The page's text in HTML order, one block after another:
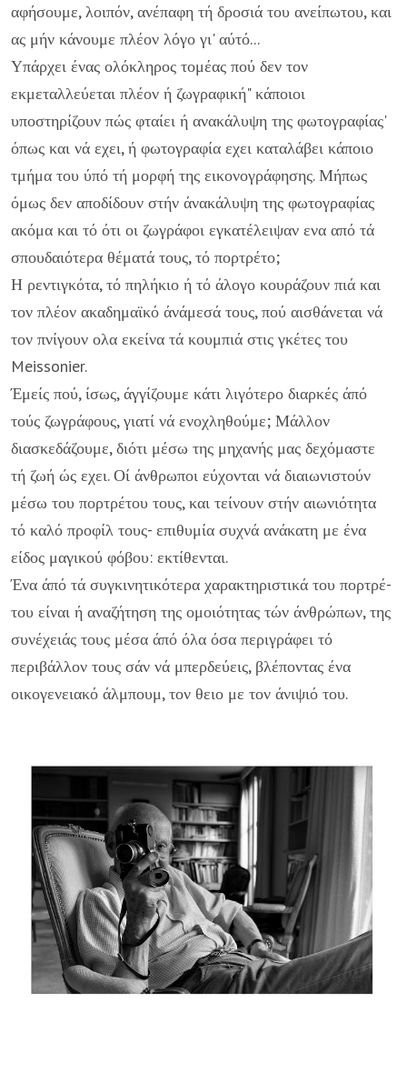
αφήσουμε, λοιπόν, ανέπαφη τή δροσιά του ανείπωτου, και
ας μήν κάνουμε πλέον λόγο γι' αύτό...
Υπάρχει ένας ολόκληρος τομέας πού δεν τον
εκμεταλλεύ­εται πλέον ή ζωγραφική" κάποιοι
υποστηρίζουν πώς φταίει ή ανακάλυψη της φωτογραφίας'
όπως και νά εχει, ή φωτογρα­φία εχει καταλάβει κάποιο
τμήμα του ύπό τή μορφή της ει­κονογράφησης. Μήπως
όμως δεν αποδίδουν στήν άνακάλυψη της φωτογραφίας
ακόμα και τό ότι οι ζωγράφοι εγκατέλειψαν ενα από τά
σπουδαιότερα θέματά τους, τό πορτρέτο;
Η ρεντιγκότα, τό πηλήκιο ή τό άλογο κουράζουν πιά και
τον πλέον ακαδημαϊκό άνάμεσά τους, πού αισθάνεται νά
τον πνίγουν ολα εκείνα τά κουμπιά στις γκέτες του
Meissonier.
Έμείς πού, ίσως, άγγίζουμε κάτι λιγότερο διαρκές άπό
τούς ζωγράφους, γιατί νά ενοχληθούμε; Μάλλον
διασκεδάζουμε, διότι μέσω της μηχανής μας δεχόμαστε
τή ζωή ώς εχει. Οί άνθρωποι εύχονται νά διαιωνιστούν
μέσω του πορτρέτου τους, και τείνουν στήν αιωνιότητα
τό καλό προφίλ τους- επιθυμία συχνά ανάκατη με ένα
είδος μαγικού φόβου: εκτίθενται.
Ένα άπό τά συγκινητικότερα χαρακτηριστικά του πορτρέ­
του είναι ή αναζήτηση της ομοιότητας τών άνθρώπων, της
συνέχειάς τους μέσα άπό όλα όσα περιγράφει τό
περιβάλλον τους σάν νά μπερδεύεις, βλέποντας ένα
οικογενειακό άλ­μπουμ, τον θειο με τον άνιψιό του.